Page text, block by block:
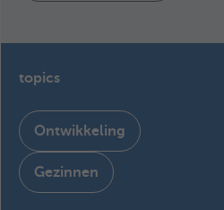
topics
Ontwikkeling
Gezinnen